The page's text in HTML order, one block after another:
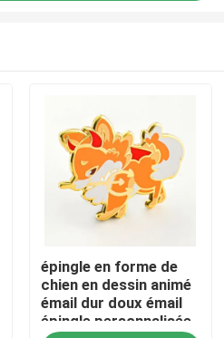
épingle en forme de
chien en dessin animé
émail dur doux émail
épingle personnalisée